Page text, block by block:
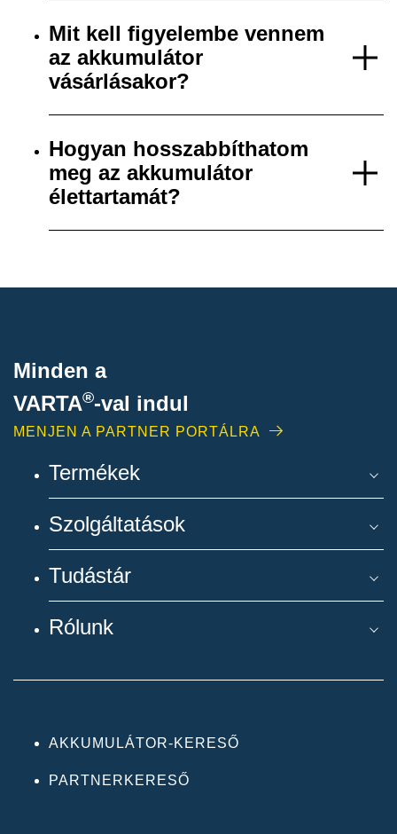
Mit kell figyelembe vennem
az akkumulátor
vásárlásakor?
Hogyan hosszabbíthatom
meg az akkumulátor
élettartamát?
Minden a
VARTA®-val indul
MENJEN A PARTNER PORTÁLRA
Termékek
Szolgáltatások
Tudástár
Rólunk
AKKUMULÁTOR-KERESŐ
PARTNERKERESŐ